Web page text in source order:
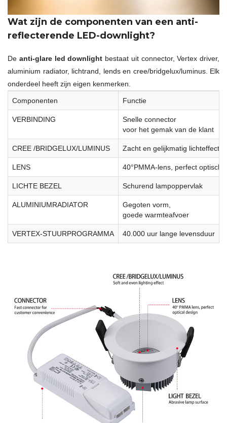
Wat zijn de componenten van een anti-
reflecterende LED-downlight?
De anti-glare led downlight bestaat uit connector, Vertex driver,
aluminium radiator, lichtrand, lends en cree/bridgelux/luminus. Elk
onderdeel heeft zijn eigen kenmerken.
Componenten Functie
VERBINDING
Snelle connector
voor het gemak van de klant
CREE /BRIDGELUX/LUMINUS Zacht en gelijkmatig lichteffect
LENS 40°PMMA-lens, perfect optisch
LICHTE BEZEL Schurend lampoppervlak
ALUMINIUMRADIATOR
Gegoten vorm,
goede warmteafvoer
VERTEX-STUURPROGRAMMA 40.000 uur lange levensduur